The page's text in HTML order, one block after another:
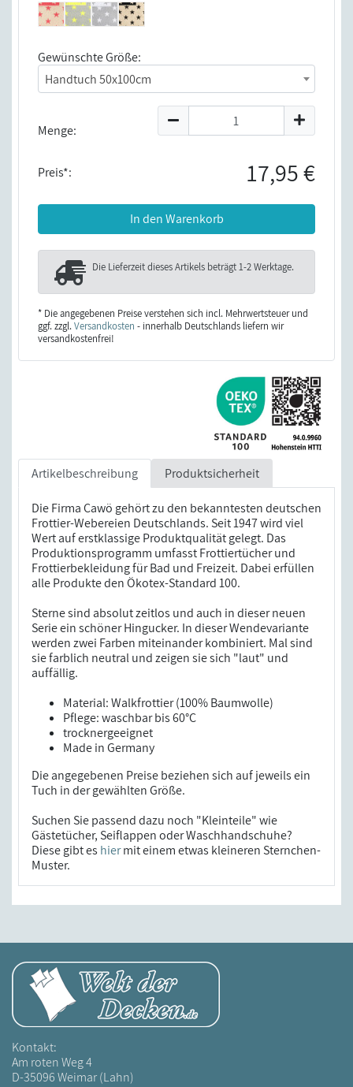
Gewünschte Größe:
Handtuch 50x100cm
Menge:
Preis*: 17,95 €
In den Warenkorb
Die Lieferzeit dieses Artikels beträgt1-2 Werktage.
* Die angegebenen Preise verstehen sich incl. Mehrwertsteuer und
ggf. zzgl.Versandkosten - innerhalb Deutschlands liefern wir
versandkostenfrei!
Artikelbeschreibung Produktsicherheit
Die Firma Cawö gehört zu den bekanntesten deutschen
Frottier-Webereien Deutschlands. Seit 1947 wird viel
Wert auf erstklassige Produktqualität gelegt. Das
Produktionsprogramm umfasst Frottiertücher und
Frottierbekleidung für Bad und Freizeit. Dabei erfüllen
alle Produkte den Ökotex-Standard 100.
Sterne sind absolut zeitlos und auch in dieser neuen
Serie ein schöner Hingucker. In dieser Wendevariante
werden zwei Farben miteinander kombiniert. Mal sind
sie farblich neutral und zeigen sie sich "laut" und
auffällig.
Material: Walkfrottier (100% Baumwolle)
Pflege: waschbar bis 60°C
trocknergeeignet
Made in Germany
Die angegebenen Preise beziehen sich auf jeweils ein
Tuch in der gewählten Größe.
Suchen Sie passend dazu noch "Kleinteile" wie
Gästetücher, Seiflappen oder Waschhandschuhe?
Diese gibt es hiermit einem etwas kleineren Sternchen-
Muster.
Kontakt:
Am roten Weg 4
D-35096 Weimar (Lahn)